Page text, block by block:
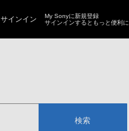
サインイン
My Sonyに新規登録
サインインするともっと便利に
検索